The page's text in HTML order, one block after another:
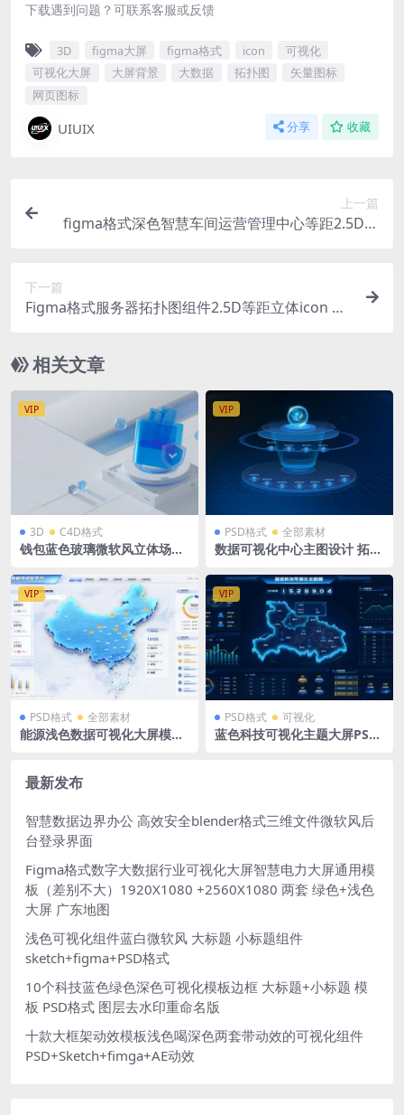
下载遇到问题？可联系客服或反馈
3D figma大屏 figma格式 icon
可视化
可视化大屏
大屏背景 大数据 拓扑图
矢量图标
网页图标
UIUIX 分享 收藏
上一篇
figma格式深色智慧车间运营管理中心等距2.5D拓
下一篇
Figma格式服务器拓扑图组件2.5D等距立体icon 绿
相关文章
VIP
3D C4D格式
钱包蓝色玻璃微软风立体场景
D格式R23 OC渲染器 2560 x1
005
VIP
PSD格式 全部素材
数据可视化中心主图设计 拓扑
VIP
PSD格式 全部素材
能源浅色数据可视化大屏模板
VIP
PSD格式 可视化
蓝色科技可视化主题大屏PSD
最新发布
智慧数据边界办公 高效安全blender格式三维文件微软风后
台登录界面
Figma格式数字大数据行业可视化大屏智慧电力大屏通用模
板（差别不大）1920X1080 +2560X1080 两套 绿色+浅色
大屏 广东地图
浅色可视化组件蓝白微软风 大标题 小标题组件
sketch+figma+PSD格式
10个科技蓝色绿色深色可视化模板边框 大标题+小标题 模
板 PSD格式 图层去水印重命名版
十款大框架动效模板浅色喝深色两套带动效的可视化组件
PSD+Sketch+fimga+AE动效